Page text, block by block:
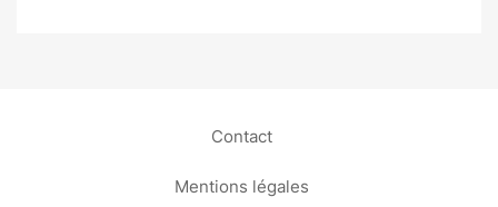
Contact
Mentions légales